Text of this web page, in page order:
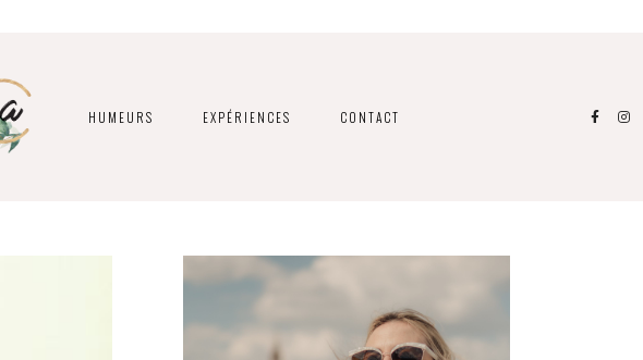
HUMEURS EXPÉRIENCES CONTACT